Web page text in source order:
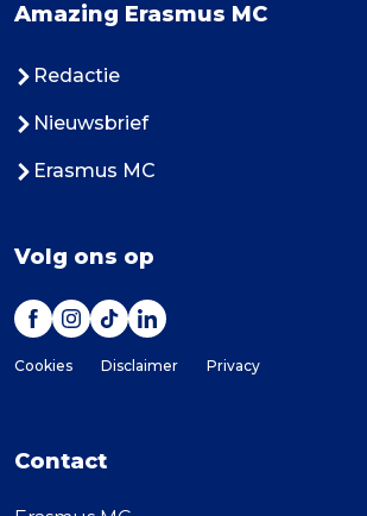
Amazing Erasmus MC
Redactie
Nieuwsbrief
Erasmus MC
Volg ons op
Cookies Disclaimer Privacy
Contact